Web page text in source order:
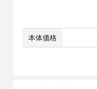
本体価格